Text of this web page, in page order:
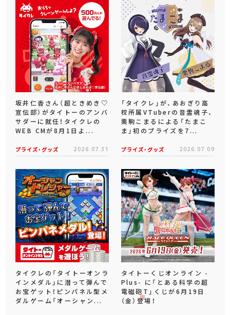
坂井仁香さん（超ときめき♡
宣伝部）がタイトーのアンバ
サダーに就任！タイクレの
WEB CMが8月1日よ...
プライズ・グッズ 2026.07.31
「タイクレ」が、あおぎり高
校所属VTuberの音霊魂子、
栗駒こまるによる「たまこ
ま」初のプライズを7...
プライズ・グッズ 2026.07.09
タイクレの「タイトーオンラ
インメダル」に潜って弾んで
お宝ゲット！ピンパネル型メ
ダルゲーム「オーシャン...
タイトーくじオンライン -
Plus- に「とある科学の超
電磁砲T」くじが6月19日
（金）登場！